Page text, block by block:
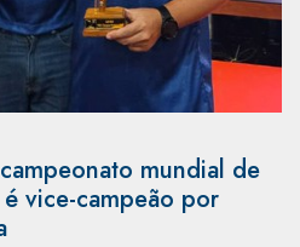
mundial de
vice-campeão por